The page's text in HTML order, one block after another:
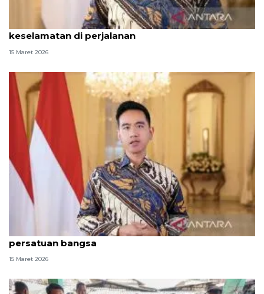
Gibran ingatkan pemudik jaga kesehatan dan
keselamatan di perjalanan
15 Maret 2026
Gibran harap perayaan Nyepi dan Idul Fitri perkuat
persatuan bangsa
15 Maret 2026